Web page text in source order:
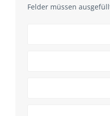
Felder müssen